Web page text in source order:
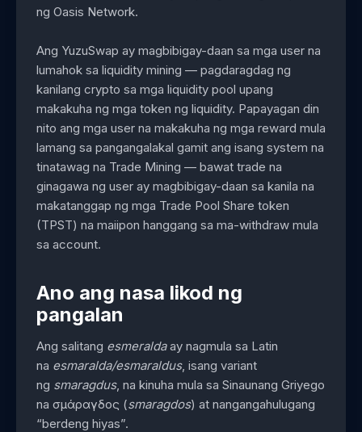
ng Oasis Network.
Ang YuzuSwap ay magbibigay-daan sa mga user na
lumahok sa liquidity mining — pagdaragdag ng
kanilang crypto sa mga liquidity pool upang
makakuha ng mga token ng liquidity. Papayagan din
nito ang mga user na makakuha ng mga reward mula
lamang sa pangangalakal gamit ang isang system na
tinatawag na Trade Mining — bawat trade na
ginagawa ng user ay magbibigay-daan sa kanila na
makatanggap ng mga Trade Pool Share token
(TPST) na maiipon hanggang sa ma-withdraw mula
sa account.
Ano ang nasa likod ng
pangalan
Ang salitang esmeraldaay nagmula sa Latin
na esmaralda/esmaraldus, isang variant
ng smaragdus, na kinuha mula sa Sinaunang Griyego
na σμάραγδος (smaragdos) at nangangahulugang
“berdeng hiyas”.